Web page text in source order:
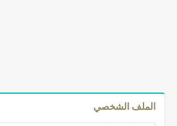
الملف الشخصي